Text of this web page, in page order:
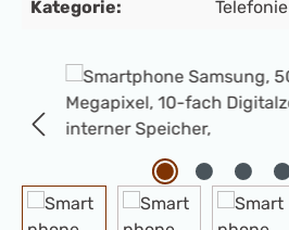
Bildergalerie überspringen
Kategorie: Telefonie